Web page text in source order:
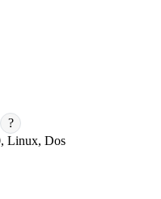
?
Linux, Dos